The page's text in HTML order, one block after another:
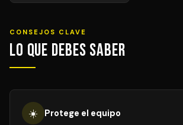
CONSEJOS CLAVE
Lo que debes saber
☀️ Protege el equipo